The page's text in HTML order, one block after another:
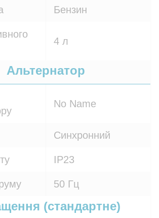
Бензин
4 л
Альтернатор
No Name
Синхронний
IP23
50 Гц
(стандартне)